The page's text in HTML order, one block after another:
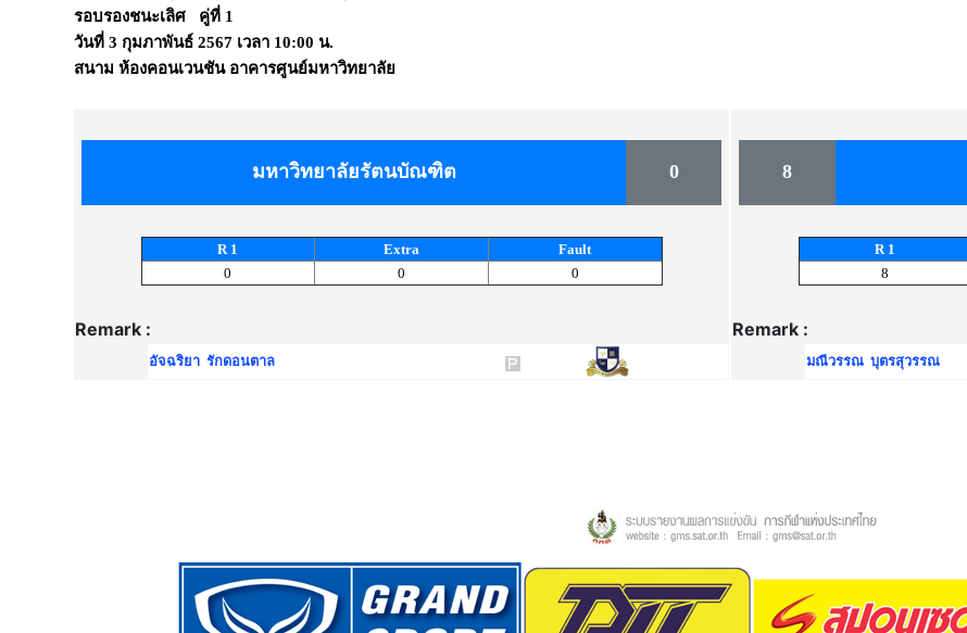
รอบรองชนะเลิศ คู่ที่ 1
วันที่ 3 กุมภาพันธ์ 2567 เวลา 10:00 น.
สนาม ห้องคอนเวนชัน อาคารศูนย์มหาวิทยาลัย
มหาวิทยาลัยรัตนบัณฑิต 0
R 1 Extra
Fault
0
0 0
Remark :
อัจฉริยา รักดอนตาล
8
R 1
8
Remark :
มณีวรรณ บุตรสุวรรณ